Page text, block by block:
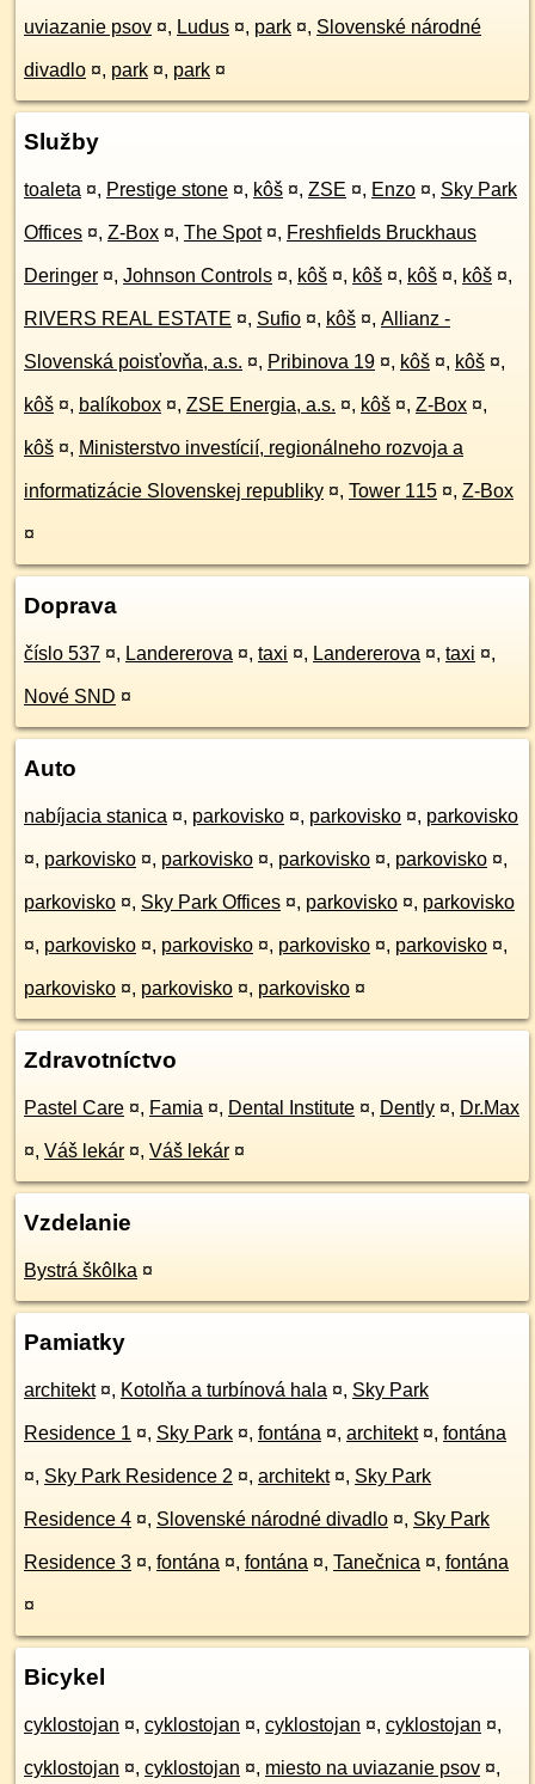
uviazanie psov ¤, Ludus ¤, park ¤, Slovenské národné
divadlo ¤, park ¤, park ¤
Služby
toaleta ¤, Prestige stone ¤, kôš ¤, ZSE ¤, Enzo ¤, Sky Park
Offices ¤, Z-Box ¤, The Spot ¤, Freshfields Bruckhaus
Deringer ¤, Johnson Controls ¤, kôš ¤, kôš ¤, kôš ¤, kôš ¤,
RIVERS REAL ESTATE ¤, Sufio ¤, kôš ¤, Allianz -
Slovenská poisťovňa, a.s. ¤, Pribinova 19 ¤, kôš ¤, kôš ¤,
kôš ¤, balíkobox ¤, ZSE Energia, a.s. ¤, kôš ¤, Z-Box ¤,
kôš ¤, Ministerstvo investícií, regionálneho rozvoja a
informatizácie Slovenskej republiky ¤, Tower 115 ¤, Z-Box
¤
Doprava
číslo 537 ¤, Landererova ¤, taxi ¤, Landererova ¤, taxi ¤,
Nové SND ¤
Auto
nabíjacia stanica ¤, parkovisko ¤, parkovisko ¤, parkovisko
¤, parkovisko ¤, parkovisko ¤, parkovisko ¤, parkovisko ¤,
parkovisko ¤, Sky Park Offices ¤, parkovisko ¤, parkovisko
¤, parkovisko ¤, parkovisko ¤, parkovisko ¤, parkovisko ¤,
parkovisko ¤, parkovisko ¤, parkovisko ¤
Zdravotníctvo
Pastel Care ¤, Famia ¤, Dental Institute ¤, Dently ¤, Dr.Max
¤, Váš lekár ¤, Váš lekár ¤
Vzdelanie
Bystrá škôlka ¤
Pamiatky
architekt ¤, Kotolňa a turbínová hala ¤, Sky Park
Residence 1 ¤, Sky Park ¤, fontána ¤, architekt ¤, fontána
¤, Sky Park Residence 2 ¤, architekt ¤, Sky Park
Residence 4 ¤, Slovenské národné divadlo ¤, Sky Park
Residence 3 ¤, fontána ¤, fontána ¤, Tanečnica ¤, fontána
¤
Bicykel
cyklostojan ¤, cyklostojan ¤, cyklostojan ¤, cyklostojan ¤,
cyklostojan ¤, cyklostojan ¤, miesto na uviazanie psov ¤,